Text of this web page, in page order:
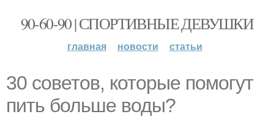
90-60-90 | СПОРТИВНЫЕ ДЕВУШКИ
главная новости статьи
30 советов, которые помогут
пить больше воды?